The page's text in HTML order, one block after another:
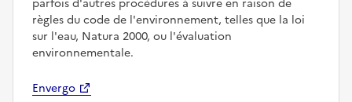
parfois d'autres procédures à suivre en raison de
règles du code de l'environnement, telles que la loi
sur l'eau, Natura 2000, ou l'évaluation
environnementale.
Envergo